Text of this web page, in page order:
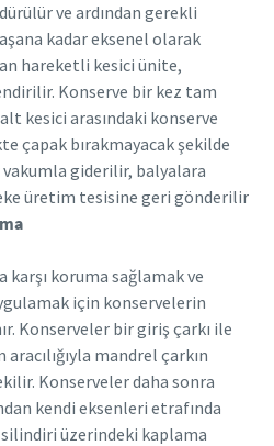
ve ardından gerekli
kadar eksenel olarak
hareketli kesici ünite,
Konserve bir kez tam
kesici arasındaki konserve
çapak bırakmayacak şekilde
giderilir, balyalara
üretim tesisine geri gönderilir
karşı koruma sağlamak ve
için konservelerin
Konserveler bir giriş çarkı ile
aracılığıyla mandrel çarkın
Konserveler daha sonra
kendi eksenleri etrafında
üzerindeki kaplama
başlatmak için tıklayın
Friendly Captcha ⇗
başlatmak için tıklayın
Friendly Captcha ⇗
başlatmak için tıklayın
Friendly Captcha ⇗
başlatmak için tıklayın
Friendly Captcha ⇗